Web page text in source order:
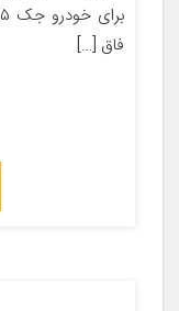
فاق […]